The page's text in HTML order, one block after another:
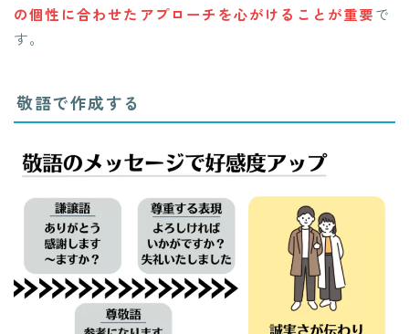
の個性に合わせたアプローチを心がけることが重要で
す。
敬語で作成する